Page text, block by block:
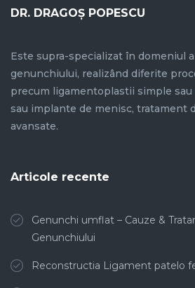
DR. DRAGOȘ POPESCU
Este supra-specializat în domeniul
genunchiului, realizând diferite
precum ligamentoplastii simple
sau implante de menisc, tratament
avansate.
Articole recente
Genunchi umflat – Cauze &
Genunchiului
Reconstructia Ligament patelo